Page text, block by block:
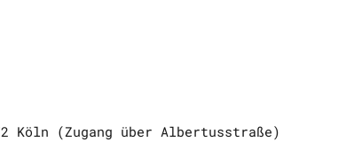
Köln (Zugang über Albertusstraße)